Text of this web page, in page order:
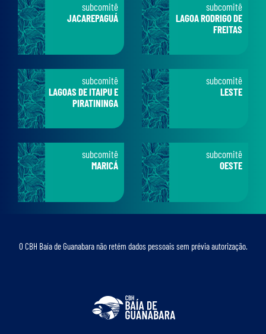
subcomitê
JACAREPAGUÁ
subcomitê
LAGOA RODRIGO DE
FREITAS
subcomitê
LAGOAS DE ITAIPU E
PIRATININGA
subcomitê
LESTE
subcomitê
MARICÁ
subcomitê
OESTE
O CBH Baía de Guanabara não retém dados pessoais sem prévia autorização.